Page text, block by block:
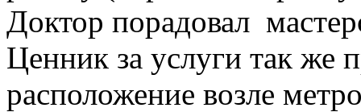
Доктор порадовал
Ценник за услуги так же
расположение возле